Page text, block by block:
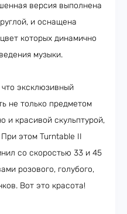
версия выполнена
и оснащена
которых динамично
музыки.
эксклюзивный
не только предметом
и красивой скульптурой,
этом Turntable II
со скоростью 33 и 45
розового, голубого,
Вот это красота!